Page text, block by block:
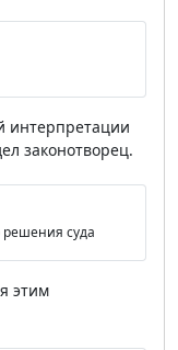
интерпретации
законотворец.
решения суда
этим